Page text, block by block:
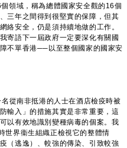
領域，稱為總體國家安全觀的16個
三年之間得到很堅實的保障，但其
絡安全，仍是須持續地做的工作。
寄語下一屆政府一定要深化有關國
不單香港── 以至整個國家的國家安
從南非抵港的人士在酒店檢疫時被
輸入」的措施其實是非常重要，這
以有效地識別變種病毒的個案。我
世界衞生組織正檢視它的整體情
（逃逸）、較強的傳染、引致較強